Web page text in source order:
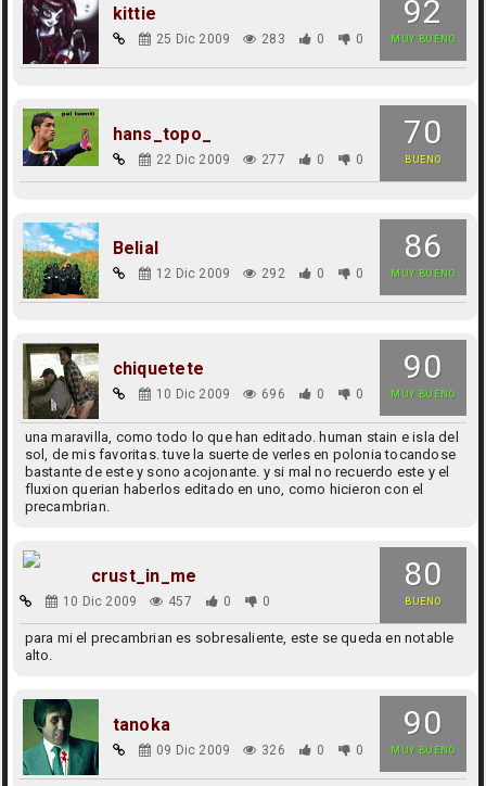
92
MUY BUENO
kittie
25 Dic 2009 283 0 0
70
BUENO
hans_topo_
22 Dic 2009 277 0 0
86
MUY BUENO
Belial
12 Dic 2009 292 0 0
90
MUY BUENO
chiquetete
10 Dic 2009 696 0 0
una maravilla, como todo lo que han editado. human stain e isla del
sol, de mis favoritas. tuve la suerte de verles en polonia tocandose
bastante de este y sono acojonante. y si mal no recuerdo este y el
fluxion querian haberlos editado en uno, como hicieron con el
precambrian.
80
BUENO
crust_in_me
10 Dic 2009 457 0 0
para mi el precambrian es sobresaliente, este se queda en notable
alto.
90
MUY BUENO
tanoka
09 Dic 2009 326 0 0